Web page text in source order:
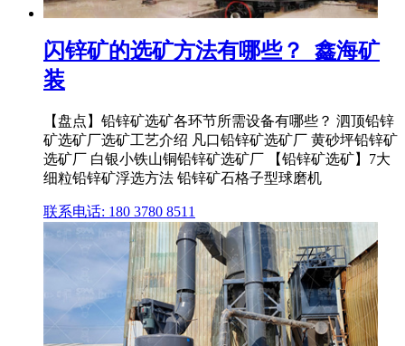
闪锌矿的选矿方法有哪些？_鑫海矿
装
【盘点】铅锌矿选矿各环节所需设备有哪些？ 泗顶铅锌
矿选矿厂选矿工艺介绍 凡口铅锌矿选矿厂 黄砂坪铅锌矿
选矿厂 白银小铁山铜铅锌矿选矿厂 【铅锌矿选矿】7大
细粒铅锌矿浮选方法 铅锌矿石格子型球磨机
联系电话: 180 3780 8511